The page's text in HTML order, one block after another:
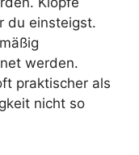
du einsteigst.
werden.
praktischer als
nicht so